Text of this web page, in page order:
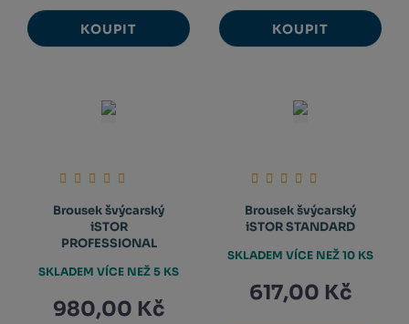
KOUPIT KOUPIT
Brousek švýcarský
iSTOR
PROFESSIONAL
980,00 Kč
SKLADEM VÍCE NEŽ 5 KS
Brousek švýcarský
iSTOR STANDARD
617,00 Kč
SKLADEM VÍCE NEŽ 10 KS